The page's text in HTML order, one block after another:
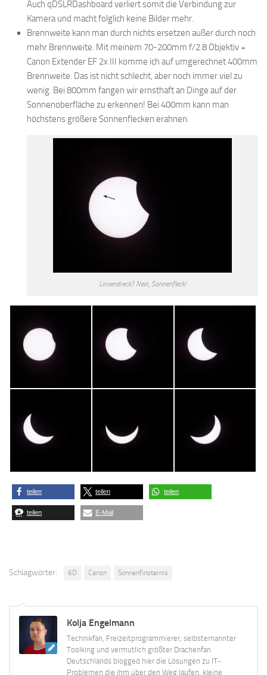
Auch qDSLRDashboard verliert somit die Verbindung zur
Kamera und macht folglich keine Bilder mehr.
Brennweite kann man durch nichts ersetzen außer durch noch
mehr Brennweite. Mit meinem 70-200mm f/2.8 Objektiv +
Canon Extender EF 2x III komme ich auf umgerechnet 400mm
Brennweite. Das ist nicht schlecht, aber noch immer viel zu
wenig. Bei 800mm fangen wir ernsthaft an Dinge auf der
Sonnenoberfläche zu erkennen! Bei 400mm kann man
höchstens größere Sonnenflecken erahnen.
Linsendreck? Nein, Sonnenfleck!
teilen teilen teilen
teilen E-Mail
Schlagwörter: 6D Canon Sonnenfinsternis
Kolja Engelmann
Technikfan, Freizeitprogrammierer, selbsternannter
Toolking und vermutlich größter Drachenfan
Deutschlands blogged hier die Lösungen zu IT-
Problemen die ihm über den Weg laufen, kleine